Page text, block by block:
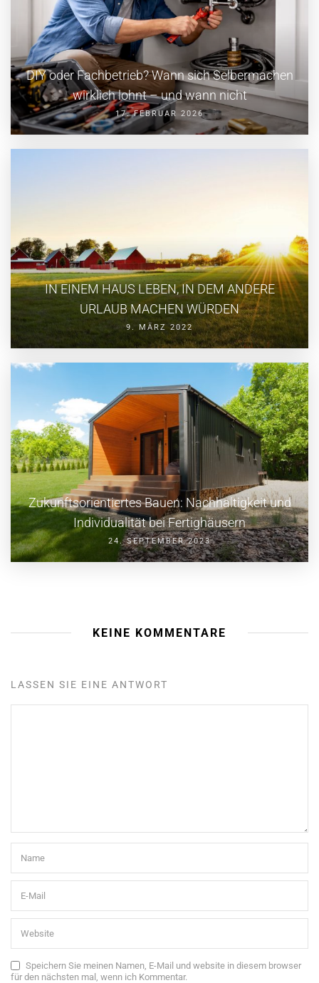
DIY oder Fachbetrieb? Wann sich Selbermachen
wirklich lohnt – und wann nicht
17. FEBRUAR 2026
IN EINEM HAUS LEBEN, IN DEM ANDERE
URLAUB MACHEN WÜRDEN
9. MÄRZ 2022
Zukunftsorientiertes Bauen: Nachhaltigkeit und
Individualität bei Fertighäusern
24. SEPTEMBER 2023
KEINE KOMMENTARE
LASSEN SIE EINE ANTWORT
Speichern Sie meinen Namen, E-Mail und website in diesem browser
für den nächsten mal, wenn ich Kommentar.